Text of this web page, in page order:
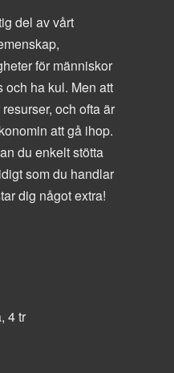
del av vårt
för människor
och ha kul. Men att
och ofta är
att gå ihop.
du enkelt stötta
som du handlar
dig något extra!
4 tr